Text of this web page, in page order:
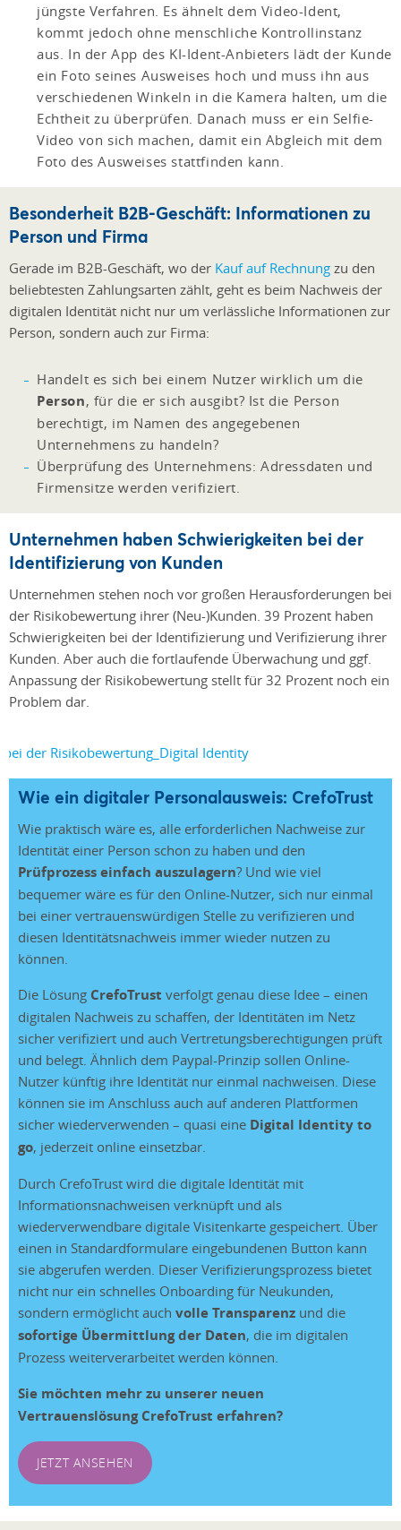
jüngste Verfahren. Es ähnelt dem Video-Ident,
kommt jedoch ohne menschliche Kontrollinstanz
aus. In der App des KI-Ident-Anbieters lädt der Kunde
ein Foto seines Ausweises hoch und muss ihn aus
verschiedenen Winkeln in die Kamera halten, um die
Echtheit zu überprüfen. Danach muss er ein Selfie-
Video von sich machen, damit ein Abgleich mit dem
Foto des Ausweises stattfinden kann.
Besonderheit B2B-Geschäft: Informationen zu
Person und Firma
Gerade im B2B-Geschäft, wo der Kauf auf Rechnung zu den
beliebtesten Zahlungsarten zählt, geht es beim Nachweis der
digitalen Identität nicht nur um verlässliche Informationen zur
Person, sondern auch zur Firma:
Handelt es sich bei einem Nutzer wirklich um die
Person, für die er sich ausgibt? Ist die Person
berechtigt, im Namen des angegebenen
Unternehmens zu handeln?
Überprüfung des Unternehmens: Adressdaten und
Firmensitze werden verifiziert.
Unternehmen haben Schwierigkeiten bei der
Identifizierung von Kunden
Unternehmen stehen noch vor großen Herausforderungen bei
der Risikobewertung ihrer (Neu-)Kunden. 39 Prozent haben
Schwierigkeiten bei der Identifizierung und Verifizierung ihrer
Kunden. Aber auch die fortlaufende Überwachung und ggf.
Anpassung der Risikobewertung stellt für 32 Prozent noch ein
Problem dar.
Wie ein digitaler Personalausweis: CrefoTrust
Wie praktisch wäre es, alle erforderlichen Nachweise zur
Identität einer Person schon zu haben und den
Prüfprozess einfach auszulagern? Und wie viel
bequemer wäre es für den Online-Nutzer, sich nur einmal
bei einer vertrauenswürdigen Stelle zu verifizieren und
diesen Identitätsnachweis immer wieder nutzen zu
können.
Die Lösung CrefoTrust verfolgt genau diese Idee – einen
digitalen Nachweis zu schaffen, der Identitäten im Netz
sicher verifiziert und auch Vertretungsberechtigungen prüft
und belegt. Ähnlich dem Paypal-Prinzip sollen Online-
Nutzer künftig ihre Identität nur einmal nachweisen. Diese
können sie im Anschluss auch auf anderen Plattformen
sicher wiederverwenden – quasi eine Digital Identity to
go, jederzeit online einsetzbar.
Durch CrefoTrust wird die digitale Identität mit
Informationsnachweisen verknüpft und als
wiederverwendbare digitale Visitenkarte gespeichert. Über
einen in Standardformulare eingebundenen Button kann
sie abgerufen werden. Dieser Verifizierungsprozess bietet
nicht nur ein schnelles Onboarding für Neukunden,
sondern ermöglicht auch volle Transparenz und die
sofortige Übermittlung der Daten, die im digitalen
Prozess weiterverarbeitet werden können.
Sie möchten mehr zu unserer neuen
Vertrauenslösung CrefoTrust erfahren?
JETZT ANSEHEN